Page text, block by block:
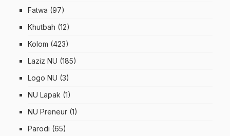
Fatwa (97)
Khutbah (12)
Kolom (423)
Laziz NU (185)
Logo NU (3)
NU Lapak (1)
NU Preneur (1)
Parodi (65)